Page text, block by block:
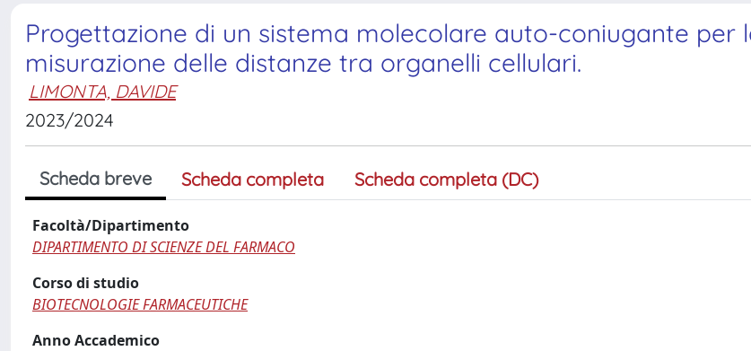
Progettazione di un sistema molecolare auto-coniugante per
misurazione delle distanze tra organelli cellulari.
LIMONTA, DAVIDE
2023/2024
Scheda breve Scheda completa Scheda completa (DC)
Facoltà/Dipartimento
DIPARTIMENTO DI SCIENZE DEL FARMACO
Corso di studio
BIOTECNOLOGIE FARMACEUTICHE
Anno Accademico